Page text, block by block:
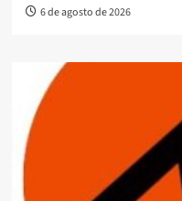
6 de agosto de 2026